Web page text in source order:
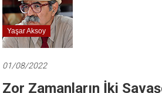
Cumhuriyeti…
Yaşar Aksoy
01/08/2022
Zor Zamanların İki